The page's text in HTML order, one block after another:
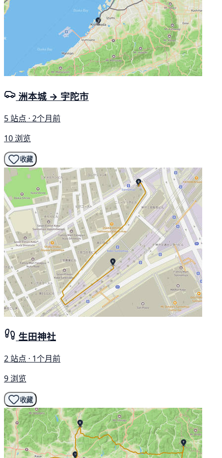
洲本城 → 宇陀市
5 站点 · 2个月前
10 浏览
收藏
生田神社
2 站点 · 1个月前
9 浏览
收藏